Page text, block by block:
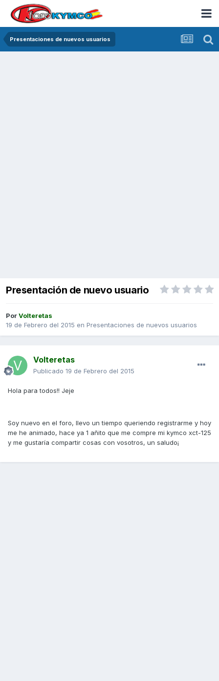
Presentaciones de nuevos usuarios
Presentación de nuevo usuario
PorVolteretas
19 de Febrero del 2015 en Presentaciones de nuevos usuarios
Volteretas
Publicado 19 de Febrero del 2015
Hola para todos!! Jeje
Soy nuevo en el foro, llevo un tiempo queriendo registrarme y hoy
me he animado, hace ya 1 añito que me compre mi kymco xct-125
y me gustaría compartir cosas con vosotros, un saludo¡